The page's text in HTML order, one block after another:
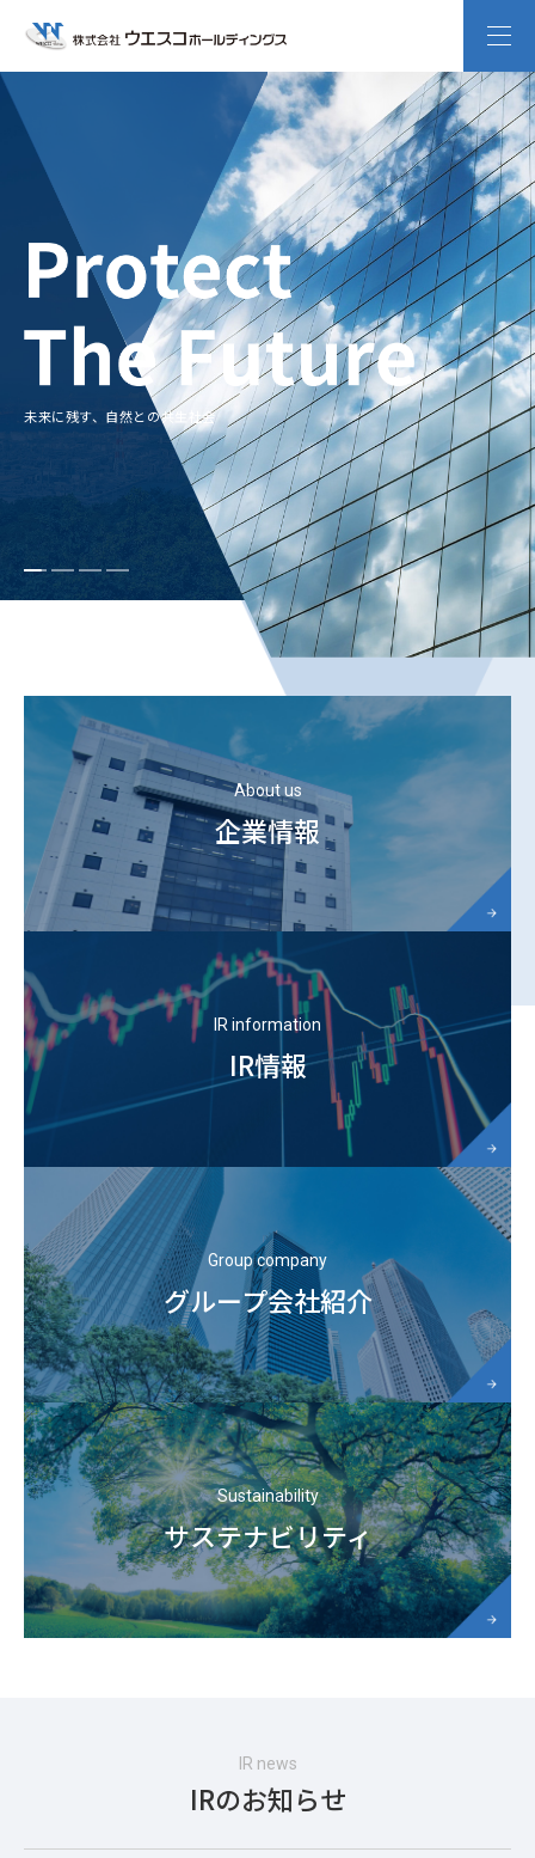
未来に残す、⾃然との共⽣社会
About us
企業情報
IR information
IR情報
Group company
グループ会社紹介
Sustainability
サステナビリティ
IR news
IRのお知らせ